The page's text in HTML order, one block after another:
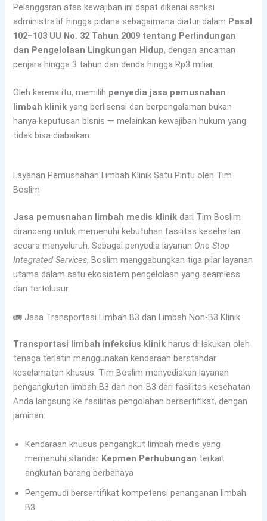
Pelanggaran atas kewajiban ini dapat dikenai sanksi
administratif hingga pidana sebagaimana diatur dalam Pasal
102–103 UU No. 32 Tahun 2009 tentang Perlindungan
dan Pengelolaan Lingkungan Hidup, dengan ancaman
penjara hingga 3 tahun dan denda hingga Rp3 miliar.
Oleh karena itu, memilih penyedia jasa pemusnahan
limbah klinik yang berlisensi dan berpengalaman bukan
hanya keputusan bisnis — melainkan kewajiban hukum yang
tidak bisa diabaikan.
Layanan Pemusnahan Limbah Klinik Satu Pintu oleh Tim
Boslim
Jasa pemusnahan limbah medis klinik dari Tim Boslim
dirancang untuk memenuhi kebutuhan fasilitas kesehatan
secara menyeluruh. Sebagai penyedia layanan One-Stop
Integrated Services, Boslim menggabungkan tiga pilar layanan
utama dalam satu ekosistem pengelolaan yang seamless
dan tertelusur.
🚛 Jasa Transportasi Limbah B3 dan Limbah Non-B3 Klinik
Transportasi limbah infeksius klinik harus di lakukan oleh
tenaga terlatih menggunakan kendaraan berstandar
keselamatan khusus. Tim Boslim menyediakan layanan
pengangkutan limbah B3 dan non-B3 dari fasilitas kesehatan
Anda langsung ke fasilitas pengolahan bersertifikat, dengan
jaminan:
Kendaraan khusus pengangkut limbah medis yang
memenuhi standar Kepmen Perhubungan terkait
angkutan barang berbahaya
Pengemudi bersertifikat kompetensi penanganan limbah
B3